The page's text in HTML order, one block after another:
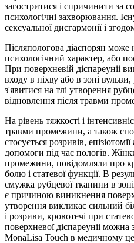
загостритися і спричинити за
психологічні захворювання.
сексуальної дисгармонії і
Післяпологова діаспорян може
психологічний характер, або
При поверхневій діспареуніі
входу в піхву або в зоні
з'явитися на тлі утворення
відновлення після травми
На рівень тяжкості і
травми промежини, а також
стосується розривів,
допомоги під час пологів.
промежини, повідомляли про
болю і статевої функції. В
смужка рубцевої тканини в
є причиною виникнення
утворення викликає сильний
і розриви, кровотечі при
поверхневої діспареуніі
MonaLisa Touch в медичному